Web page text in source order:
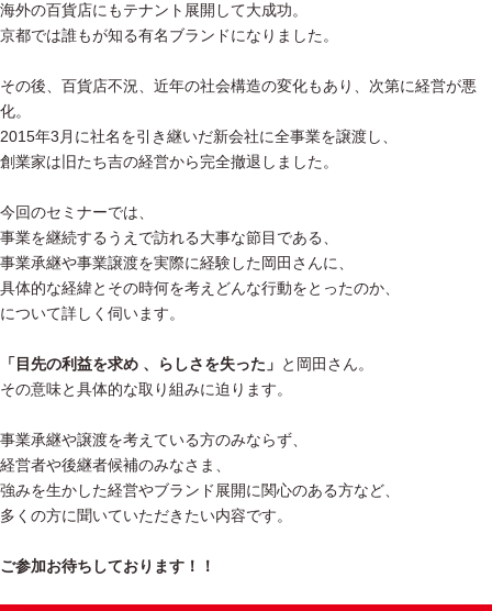
海外の百貨店にもテナント展開して大成功。
京都では誰もが知る有名ブランドになりました。
その後、百貨店不況、近年の社会構造の変化もあり、次第に経営が悪
化。
2015年3月に社名を引き継いだ新会社に全事業を譲渡し、
創業家は旧たち吉の経営から完全撤退しました。
今回のセミナーでは、
事業を継続するうえで訪れる大事な節目である、
事業承継や事業譲渡を実際に経験した岡田さんに、
具体的な経緯とその時何を考えどんな行動をとったのか、
について詳しく伺います。
「目先の利益を求め 、らしさを失った」 と岡田さん。
その意味と具体的な取り組みに迫ります。
事業承継や譲渡を考えている方のみならず、
経営者や後継者候補のみなさま、
強みを生かした経営やブランド展開に関心のある方など、
多くの方に聞いていただきたい内容です。
ご参加お待ちしております！！